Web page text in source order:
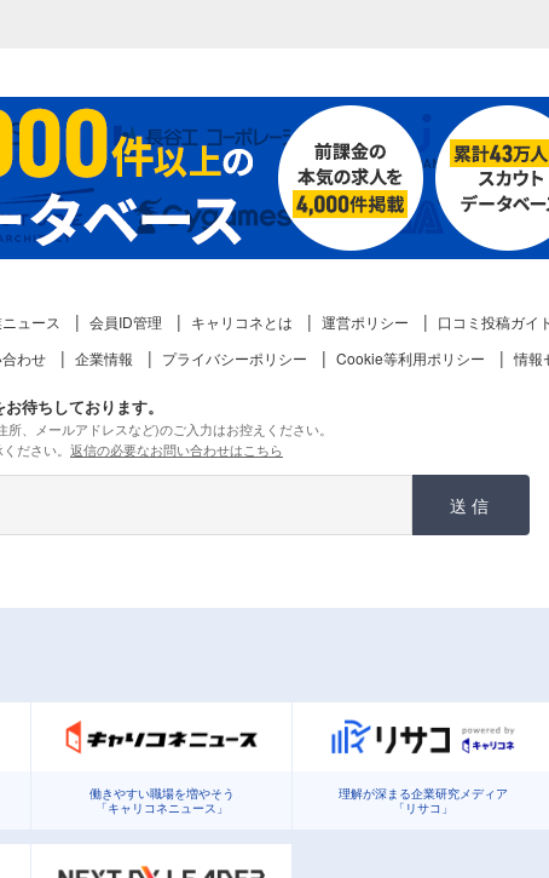
ュース 会員ID管理 キャリコネとは 運営ポリシー 口コミ投稿ガイ
わせ 企業情報 プライバシーポリシー Cookie等利用ポリシー 情報
待ちしております。
、メールアドレスなど)のご入力はお控えください。
ださい。 返信の必要なお問い合わせはこちら
送信
働きやすい職場を増やそう
「キャリコネニュース」
理解が深まる企業研究メディア
「リサコ」